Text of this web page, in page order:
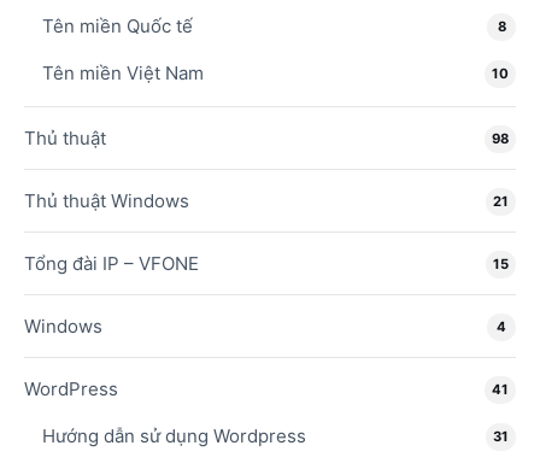
Tên miền Quốc tế 8
Tên miền Việt Nam 10
Thủ thuật 98
Thủ thuật Windows 21
Tổng đài IP – VFONE 15
Windows 4
WordPress 41
Hướng dẫn sử dụng Wordpress 31